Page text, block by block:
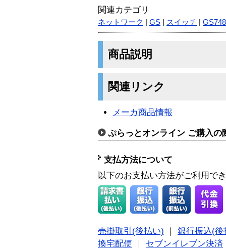
関連カテゴリ
ネットワーク GS スイッチ GS748
商品説明
関連リンク
メーカ商品情報
ぷらっとオンライン ご購入の
支払方法について
以下のお支払い方法がご利用で
売掛取引(後払い)
銀行振込(後
換宅配便
セブンイレブン決済